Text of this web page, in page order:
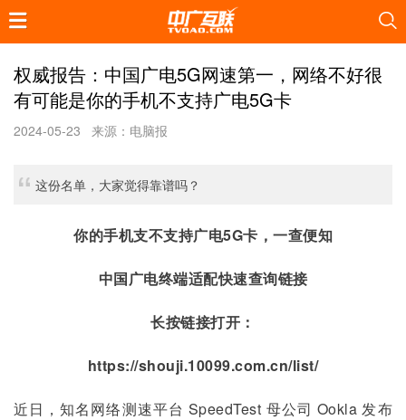
权威报告：中国广电5G网速第一，网络不好很
有可能是你的手机不支持广电5G卡
2024-05-23 来源：电脑报
这份名单，大家觉得靠谱吗？
你的手机支不支持广电5G卡，一查便知
中国广电终端适配快速查询链接
长按链接打开：
https://shouji.10099.com.cn/list/
近日，知名网络测速平台 SpeedTest 母公司 Ookla 发布